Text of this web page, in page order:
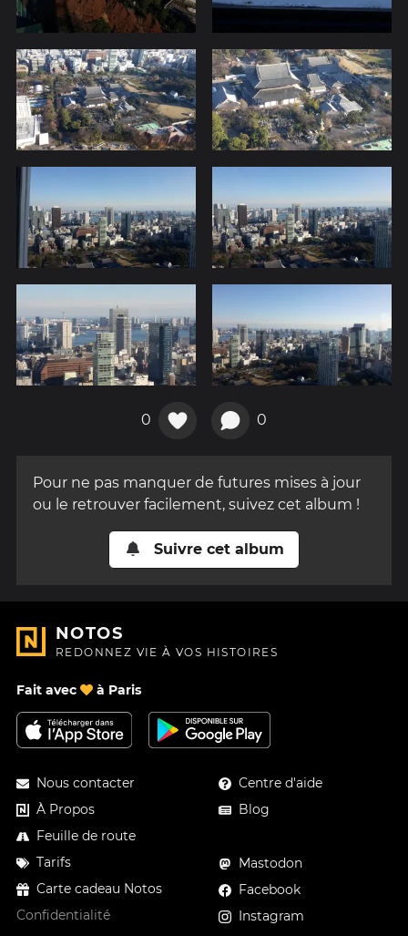
0 0
Pour ne pas manquer de futures mises à jour
ou le retrouver facilement, suivez cet album !
Suivre cet album
NOTOS
REDONNEZ VIE À VOS HISTOIRES
Fait avec à Paris
Nous contacter
À Propos
Feuille de route
Tarifs
Carte cadeau Notos
Confidentialité
Centre d'aide
Blog
Mastodon
Facebook
Instagram